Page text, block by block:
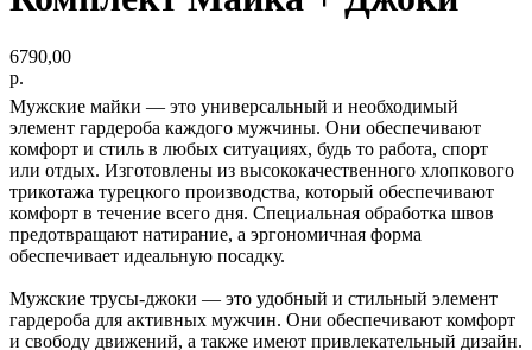
6790,00
р.
Мужские майки — это универсальный и необходимый
элемент гардероба каждого мужчины. Они обеспечивают
комфорт и стиль в любых ситуациях, будь то работа, спорт
или отдых. Изготовлены из высококачественного хлопкового
трикотажа турецкого производства, который обеспечивают
комфорт в течение всего дня. Специальная обработка швов
предотвращают натирание, а эргономичная форма
обеспечивает идеальную посадку.
Мужские трусы-джоки — это удобный и стильный элемент
гардероба для активных мужчин. Они обеспечивают комфорт
и свободу движений, а также имеют привлекательный дизайн.